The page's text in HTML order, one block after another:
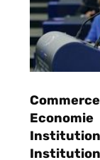
Commerce
Economie